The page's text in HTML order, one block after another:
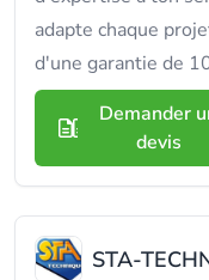
adapte chaque
d'une garantie de
Demander
devis
STA-